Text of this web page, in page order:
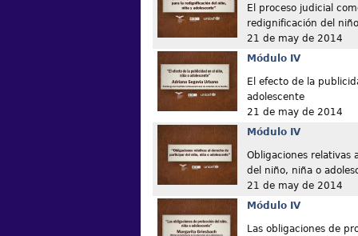
El proceso judicial
redignificación del
21 de may de 2014
Módulo IV
El efecto de la
adolescente
21 de may de 2014
Módulo IV
Obligaciones relativas
del niño, niña o
21 de may de 2014
Módulo IV
Las obligaciones de